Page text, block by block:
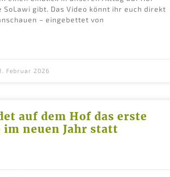
SoLawi gibt. Das Video könnt ihr euch direkt
– eingebettet von
Februar 2026
auf dem Hof das erste
im neuen Jahr statt